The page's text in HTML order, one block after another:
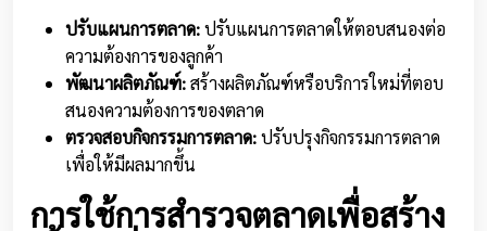
ปรับแผนการตลาด:ปรับแผนการตลาดให้ตอบสนองต่อ
ความต้องการของลูกค้า
พัฒนาผลิตภัณฑ์:สร้างผลิตภัณฑ์หรือบริการใหม่ที่ตอบ
สนองความต้องการของตลาด
ตรวจสอบกิจกรรมการตลาด:ปรับปรุงกิจกรรมการตลาด
เพื่อให้มีผลมากขึ้น
การใช้การสำรวจตลาดเพื่อสร้าง